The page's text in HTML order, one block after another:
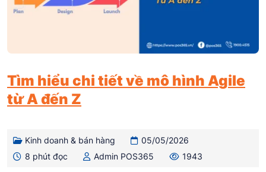
Tìm hiểu chi tiết về mô hình Agile
từ A đến Z
Kinh doanh & bán hàng
05/05/2026
8 phút đọc
Admin POS365 1943